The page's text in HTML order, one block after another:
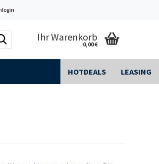
durchsuchen...
Ihr Warenkorb
0,00 €
HOTDEALS LEASING